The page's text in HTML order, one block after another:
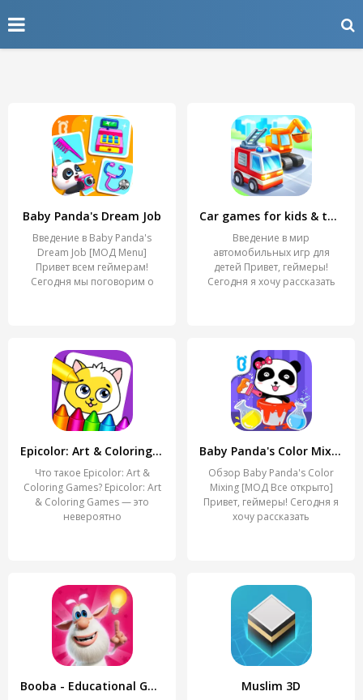
Baby Panda's Dream Job
Введение в Baby Panda's
Dream Job [МОД Menu]
Привет всем геймерам!
Сегодня мы поговорим о
Car games for kids & toddler
Введение в мир
автомобильных игр для
детей Привет, геймеры!
Сегодня я хочу рассказать
Epicolor: Art & Coloring Games
Что такое Epicolor: Art &
Coloring Games? Epicolor: Art
& Coloring Games — это
невероятно
Baby Panda's Color Mixing
Обзор Baby Panda's Color
Mixing [МОД Все открыто]
Привет, геймеры! Сегодня я
хочу рассказать
Booba - Educational Games Muslim 3D